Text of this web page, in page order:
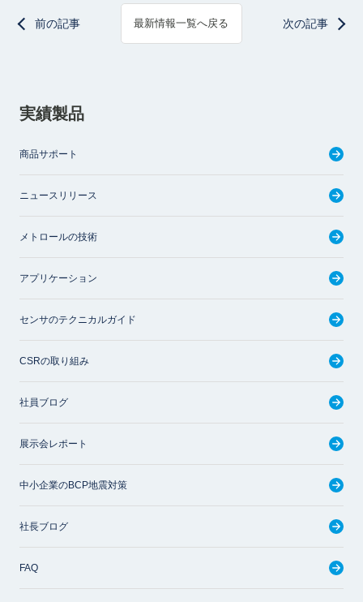
前の記事 最新情報一覧へ戻る 次の記事
実績製品
商品サポート
ニュースリリース
メトロールの技術
アプリケーション
センサのテクニカルガイド
CSRの取り組み
社員ブログ
展示会レポート
中小企業のBCP地震対策
社長ブログ
FAQ